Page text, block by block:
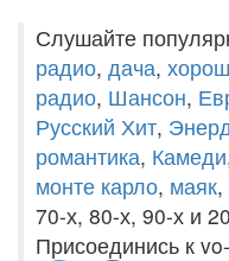
Слушайте
радио, дача,
радио, Шансон,
Русский Хит,
романтика, Камеди
монте карло, маяк,
70-х, 80-х, 90-х и
Присоединись к